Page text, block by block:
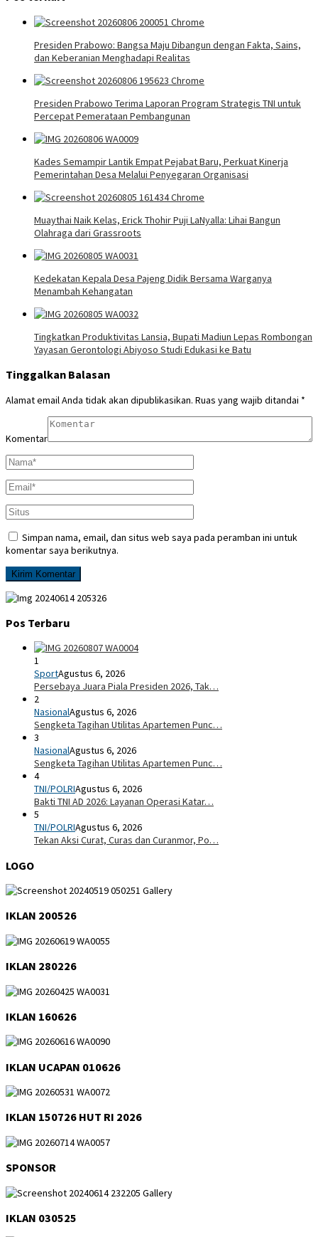
Presiden Prabowo: Bangsa Maju Dibangun dengan Fakta, Sains,
dan Keberanian Menghadapi Realitas
Presiden Prabowo Terima Laporan Program Strategis TNI untuk
Percepat Pemerataan Pembangunan
Kades Semampir Lantik Empat Pejabat Baru, Perkuat Kinerja
Pemerintahan Desa Melalui Penyegaran Organisasi
Muaythai Naik Kelas, Erick Thohir Puji LaNyalla: Lihai Bangun
Olahraga dari Grassroots
Kedekatan Kepala Desa Pajeng Didik Bersama Warganya
Menambah Kehangatan
Tingkatkan Produktivitas Lansia, Bupati Madiun Lepas Rombongan
Yayasan Gerontologi Abiyoso Studi Edukasi ke Batu
Tinggalkan Balasan
Alamat email Anda tidak akan dipublikasikan. Ruas yang wajib ditandai *
Komentar
Simpan nama, email, dan situs web saya pada peramban ini untuk
komentar saya berikutnya.
Pos Terbaru
1
SportAgustus 6, 2026
Persebaya Juara Piala Presiden 2026, Tak…
2
NasionalAgustus 6, 2026
Sengketa Tagihan Utilitas Apartemen Punc…
3
NasionalAgustus 6, 2026
Sengketa Tagihan Utilitas Apartemen Punc…
4
TNI/POLRIAgustus 6, 2026
Bakti TNI AD 2026: Layanan Operasi Katar…
5
TNI/POLRIAgustus 6, 2026
Tekan Aksi Curat, Curas dan Curanmor, Po…
LOGO
IKLAN 200526
IKLAN 280226
IKLAN 160626
IKLAN UCAPAN 010626
IKLAN 150726 HUT RI 2026
SPONSOR
IKLAN 030525